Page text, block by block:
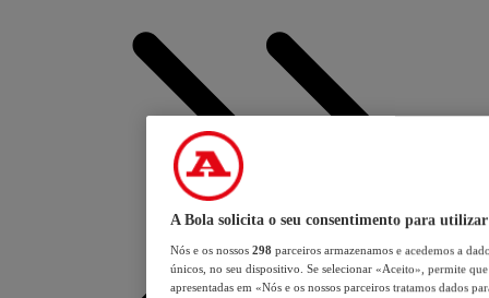
A Bola solicita o seu consentimento para utilizar
Nós e os nossos 298 parceiros armazenamos e acedemos a
únicos, no seu dispositivo. Se selecionar «Aceito», permite
apresentadas em «Nós e os nossos parceiros tratamos dados